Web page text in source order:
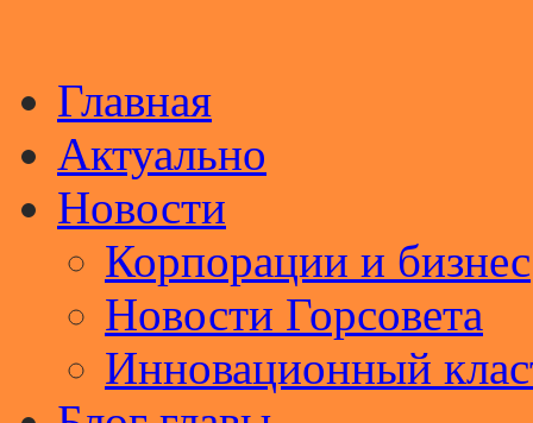
Главная
Актуально
Новости
Корпорации и бизнес
Новости Горсовета
Инновационный